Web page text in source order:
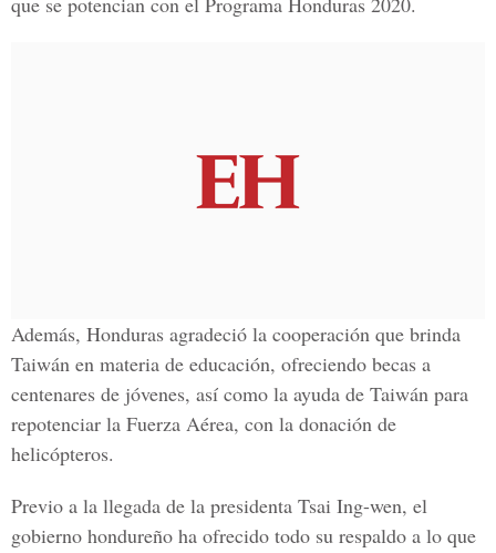
Además, Honduras agradeció la cooperación que brinda
Taiwán en materia de educación, ofreciendo becas a
centenares de jóvenes, así como la ayuda de Taiwán para
repotenciar la Fuerza Aérea, con la donación de
helicópteros.
Previo a la llegada de la presidenta Tsai Ing-wen, el
gobierno hondureño ha ofrecido todo su respaldo a lo que